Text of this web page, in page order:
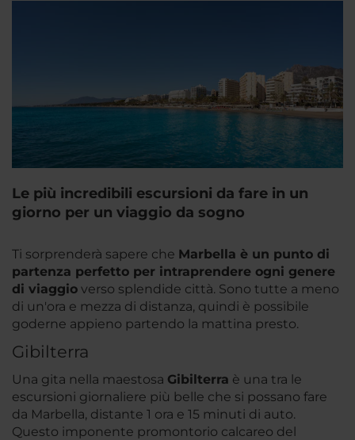
Le più incredibili escursioni da fare in un
giorno per un viaggio da sogno
Ti sorprenderà sapere che Marbella è un punto di
partenza perfetto per intraprendere ogni genere
di viaggio verso splendide città. Sono tutte a meno
di un'ora e mezza di distanza, quindi è possibile
goderne appieno partendo la mattina presto.
Gibilterra
Una gita nella maestosa Gibilterra è una tra le
escursioni giornaliere più belle che si possano fare
da Marbella, distante 1 ora e 15 minuti di auto.
Questo imponente promontorio calcareo del